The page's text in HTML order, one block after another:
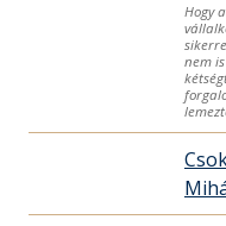
Hogy
nem